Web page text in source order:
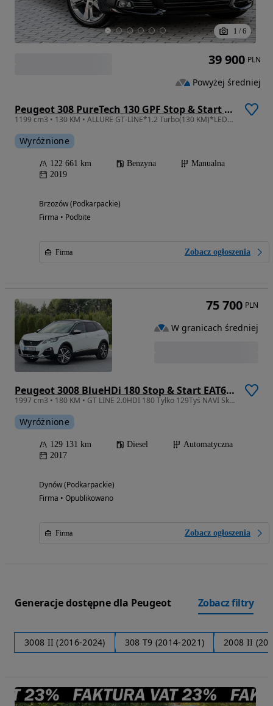
1 / 6
Peugeot 308 PureTech 130 GPF Stop & Start Allure
1199 cm3 • 130 KM • ALLURE GT-LINE*1.2 Turbo(130 KM)*LED*Navi*Półskóra*Piękny kolor*IDEAŁ!
Wyróżnione
122 661 km Benzyna
Manualna
2019
Brzozów (Podkarpackie)
Firma • Podbite
Firma Zobacz ogłoszenia
39 900 PLN
Powyżej średniej
Peugeot 3008 BlueHDi 180 Stop & Start EAT6 GT
1997 cm3 • 180 KM • GT LINE 2.0HDI 180 Tylko 129Tyś NAVI Skóra Masaże Xenon Led Panorama**
Wyróżnione
129 131 km Diesel
Automatyczna
2017
Dynów (Podkarpackie)
Firma • Opublikowano
Firma Zobacz ogłoszenia
75 700 PLN
W granicach średniej
Generacje dostępne dla Peugeot Zobacz filtry
3008 II (2016-2024) 308 T9 (2014-2021) 2008 II